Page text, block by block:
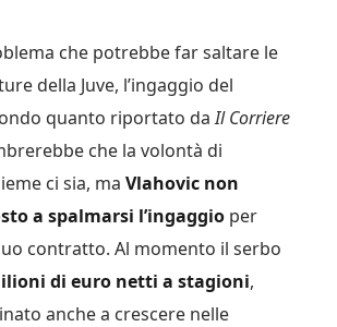
che potrebbe far saltare le
della Juve, l’ingaggio del
quanto riportato daIl Corriere
che la volontà di
ci sia, ma Vlahovic non
a spalmarsi l’ingaggio per
contratto. Al momento il serbo
di euro netti a stagioni,
anche a crescere nelle